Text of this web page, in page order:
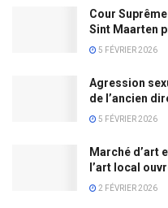
Cour
Sint Maarten
5 FÉVRIER 2026
Agression
de l’ancien
5 FÉVRIER 2026
Marché d’art
l’art local
2 FÉVRIER 2026